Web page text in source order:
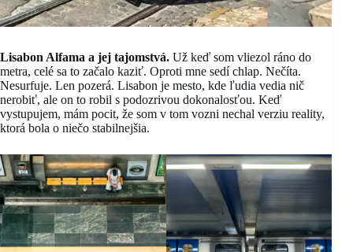
Lisabon Alfama a jej tajomstvá. Už keď som vliezol ráno do
metra, celé sa to začalo kaziť. Oproti mne sedí chlap. Nečíta.
Nesurfuje. Len pozerá. Lisabon je mesto, kde ľudia vedia nič
nerobiť, ale on to robil s podozrivou dokonalosťou. Keď
vystupujem, mám pocit, že som v tom vozni nechal verziu reality,
ktorá bola o niečo stabilnejšia.